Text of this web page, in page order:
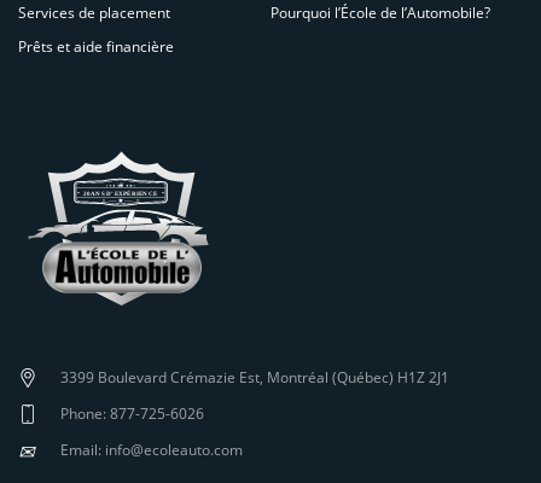
3399 Boulevard Crémazie Est, Montréal (Québec) H1Z 2J1
Phone: 877-725-6026
✉ Email: info@ecoleauto.com
Services de placement
Prêts et aide financière
Pourquoi l’École de l’Automobile?